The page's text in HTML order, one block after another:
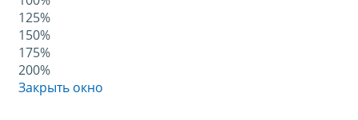
125%
150%
175%
200%
Закрыть окно